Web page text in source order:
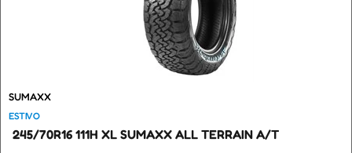
SUMAXX
ESTIVO
245/70R16 111H XL SUMAXX ALL TERRAIN A/T